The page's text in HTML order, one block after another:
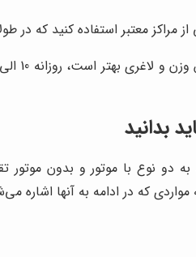
مراکز معتبر استفاده کنید که
روزانه 10 الی 15 دقیقه استفاده از
بدانید
به دو نوع با موتور و بدون
که در ادامه به آنها اشاره